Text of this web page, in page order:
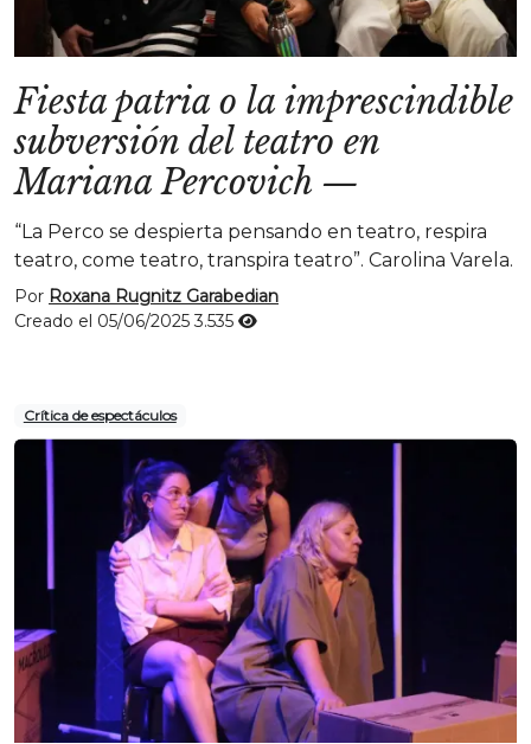
Fiesta patria o la imprescindible
subversión del teatro en
Mariana Percovich —
“La Perco se despierta pensando en teatro, respira
teatro, come teatro, transpira teatro”. Carolina Varela.
Por Roxana Rugnitz Garabedian
Creado el 05/06/20253.535
Crítica de espectáculos